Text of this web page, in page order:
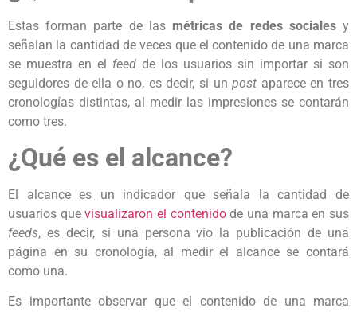
Estas forman parte de las métricas de redes socialesy
señalan la cantidad de veces que el contenido de una marca
se muestra en el feed de los usuarios sin importar si son
seguidores de ella o no, es decir, si unpost aparece en tres
cronologías distintas, al medir las impresiones se contarán
como tres.
¿Qué es el alcance?
El alcance es un indicador que señala la cantidad de
usuarios quevisualizaron el contenidode una marca en sus
feeds, es decir, si una persona vio la publicación de una
página en su cronología, al medir el alcance se contará
como una.
Es importante observar que el contenido de una marca